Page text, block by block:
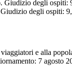
Giudizio degli ospiti:
degli ospiti:
e alla
7 agosto